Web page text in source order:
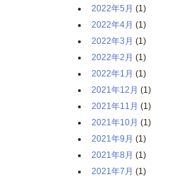
2022年5月 (1)
2022年4月 (1)
2022年3月 (1)
2022年2月 (1)
2022年1月 (1)
2021年12月 (1)
2021年11月 (1)
2021年10月 (1)
2021年9月 (1)
2021年8月 (1)
2021年7月 (1)